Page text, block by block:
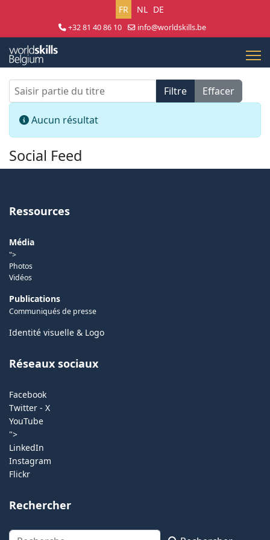
Sélectionnez votre langue
FR NL DE
+32 81 40 86 10
info@worldskills.be
Saisir partie du titre Filtre
Effacer
Info
Aucun résultat
Social Feed
Ressources
Média
">
Photos
Vidéos
Publications
Communiqués de presse
Identité visuelle & Logo
Réseaux sociaux
Facebook
Twitter - X
YouTube
">
LinkedIn
Instagram
Flickr
Rechercher
Rechercher